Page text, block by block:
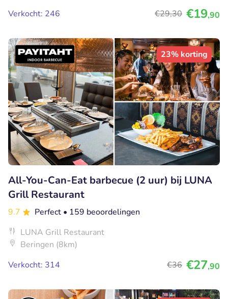
Verkocht: 246
€29,30 €19,90
23% korting
All-You-Can-Eat barbecue (2 uur) bij LUNA
Grill Restaurant
9.7 Perfect • 159 beoordelingen
LUNA Grill Restaurant
Beringen (8km)
Verkocht: 314
€36 €27,90